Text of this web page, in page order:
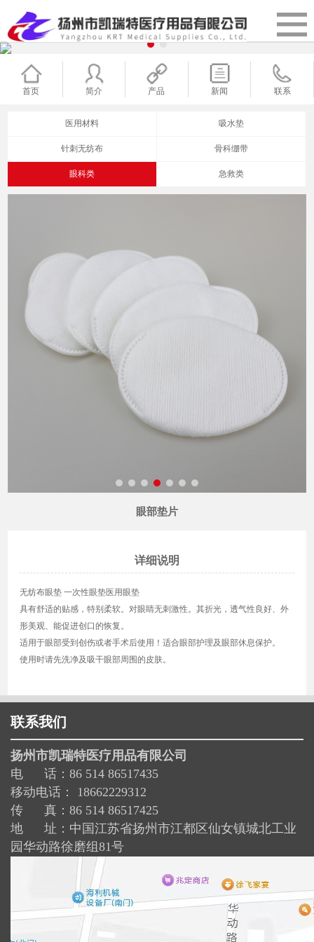
首页 简介 产品 新闻 联系
医用材料 吸水垫
针刺无纺布 骨科绷带
眼科类 急救类
眼部垫片
详细说明
无纺布眼垫 一次性眼垫医用眼垫
具有舒适的贴感，特别柔软。对眼睛无刺激性。其折光，透气性良好、外
形美观、能促进创口的恢复。
适用于眼部受到创伤或者手术后使用！适合眼部护理及眼部休息保护。
使用时请先洗净及吸干眼部周围的皮肤。
联系我们
扬州市凯瑞特医疗用品有限公司
电 话：86 514 86517435
移动电话： 18662229312
传 真：86 514 86517425
地 址：中国江苏省扬州市江都区仙女镇城北工业
园华动路徐磨组81号